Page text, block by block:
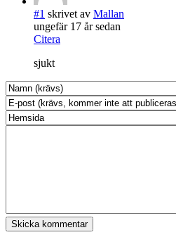
#1 skrivet av Mallan
ungefär 17 år sedan
Citera
sjukt